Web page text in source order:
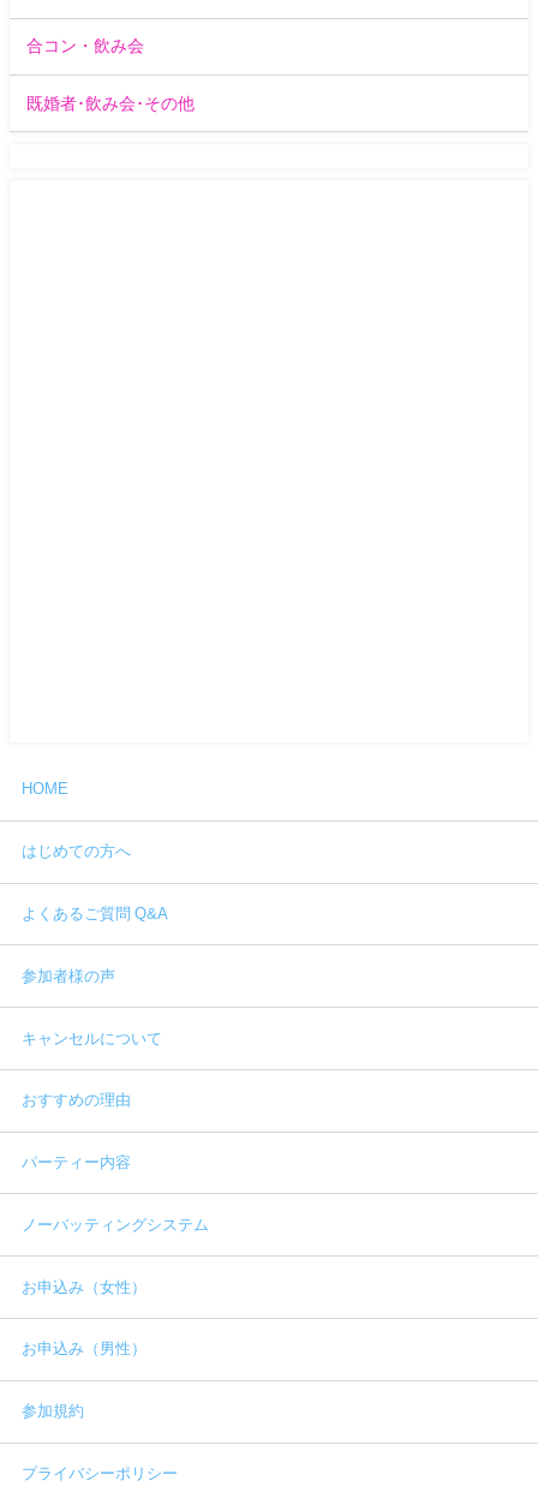
合コン・飲み会
既婚者･飲み会･その他
HOME
はじめての方へ
よくあるご質問 Q&A
参加者様の声
キャンセルについて
おすすめの理由
パーティー内容
ノーバッティングシステム
お申込み（女性）
お申込み（男性）
参加規約
プライバシーポリシー